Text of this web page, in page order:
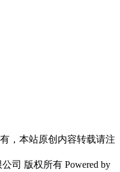
，本站原创内容转载请注
司 版权所有 Powered by